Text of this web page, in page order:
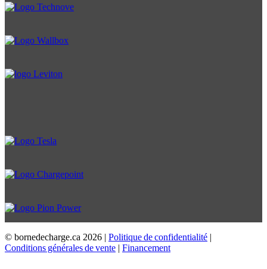
© bornedecharge.ca 2026 | Politique de confidentialité |
Conditions générales de vente | Financement